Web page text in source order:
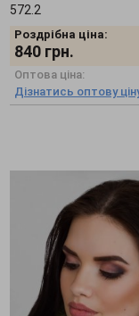
572.2
Роздрібна ціна:
840 грн.
Оптова ціна:
Дізнатись оптову